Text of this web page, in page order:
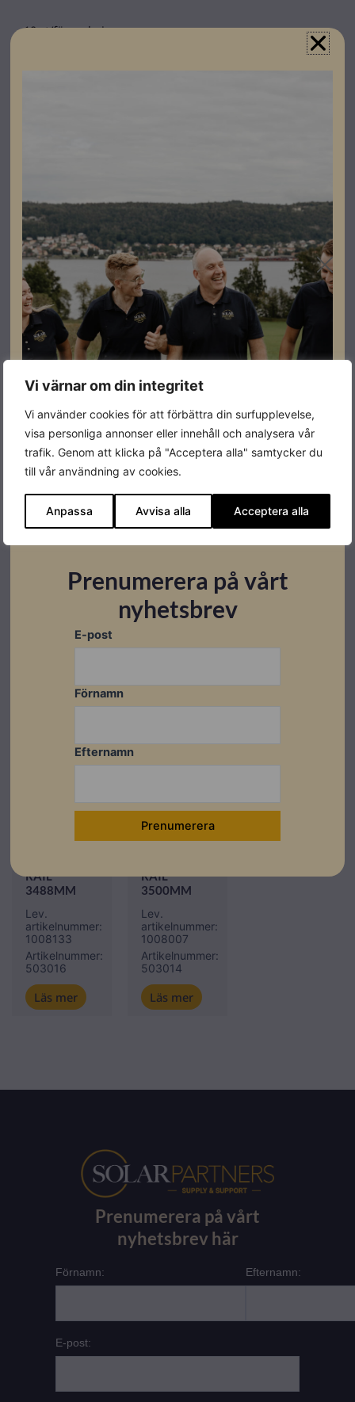
Vi värnar om din integritet
Vi använder cookies för att förbättra din surfupplevelse,
visa personliga annonser eller innehåll och analysera vår
trafik. Genom att klicka på "Acceptera alla" samtycker du
till vår användning av cookies.
Anpassa Avvisa alla Acceptera alla
10 st/förpackning.
Produktgaranti
Varumärke Esdec
Leverantörens
artikelnummer
1008061
Datablad
Ladda ner
Relaterade produkter
Utförsäljning
Fyndhörna
RAIL
3488MM
Lev.
artikelnummer:
1008133
Artikelnummer:
503016
Restnoterad
Läs mer
Montagesystem
ESDEC
CLICKFIT
RAIL
3500MM
Lev.
artikelnummer:
1008007
Artikelnummer:
503014
Läs mer
Prenumerera på vårt
nyhetsbrev här
Förnamn: Efternamn:
E-post:
Prenumerera på vårt
nyhetsbrev
E-post
Förnamn
Efternamn